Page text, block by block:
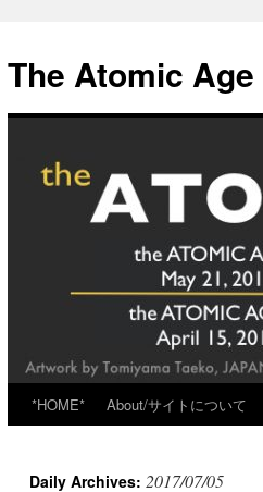
content
The Atomic Age
*HOME* About/サイトについて
Daily Archives: 2017/07/05